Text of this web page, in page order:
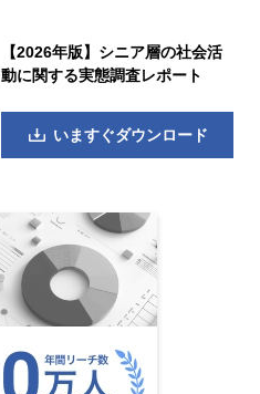
【2026年版】シニア層の社会活
動に関する実態調査レポート
いますぐダウンロード